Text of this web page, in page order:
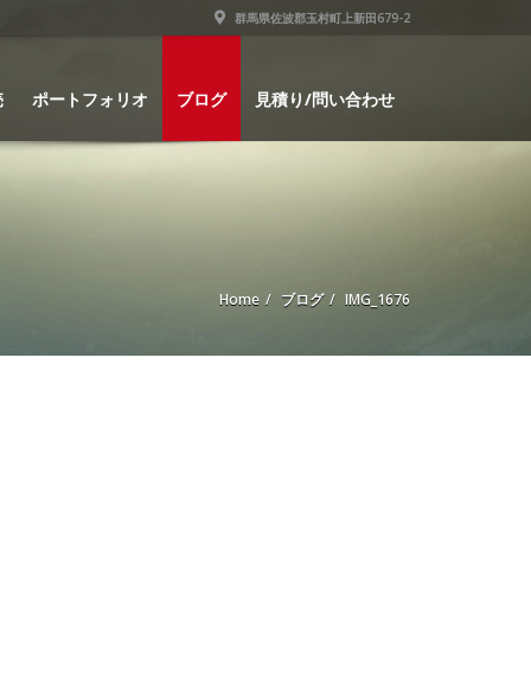
群馬県佐波郡玉村町上新田679-2
ポートフォリオ ブログ 見積り/問い合わせ
Home ブログ IMG_1676